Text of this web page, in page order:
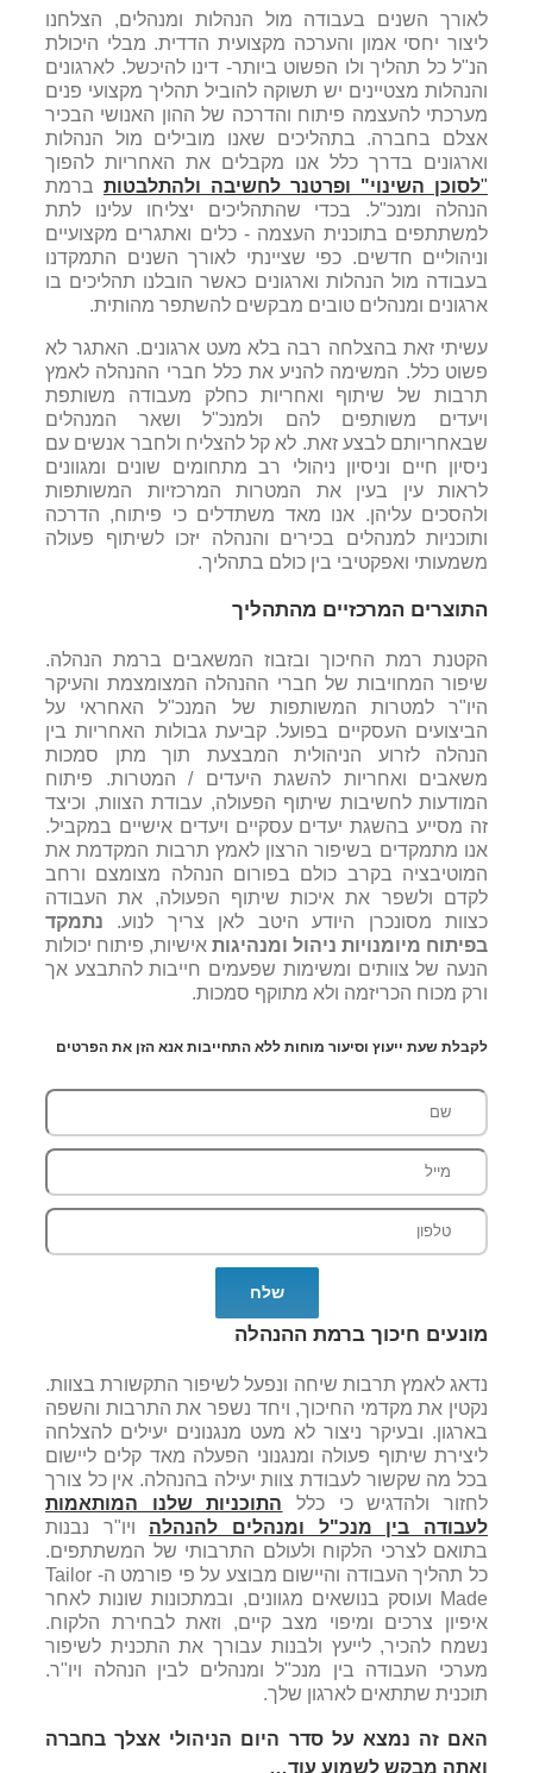
לאורך השנים בעבודה מול הנהלות ומנהלים, הצלחנו
ליצור יחסי אמון והערכה מקצועית הדדית. מבלי היכולת
הנ"ל כל תהליך ולו הפשוט ביותר- דינו להיכשל. לארגונים
והנהלות מצטיינים יש תשוקה להוביל תהליך מקצועי פנים
מערכתי להעצמה פיתוח והדרכה של ההון האנושי הבכיר
אצלם בחברה. בתהליכים שאנו מובילים מול הנהלות
וארגונים בדרך כלל אנו מקבלים את האחריות להפוך
"לסוכן השינוי" ופרטנר לחשיבה ולהתלבטות ברמת
הנהלה ומנכ"ל. בכדי שהתהליכים יצליחו עלינו לתת
למשתתפים בתוכנית העצמה - כלים ואתגרים מקצועיים
וניהוליים חדשים. כפי שציינתי לאורך השנים התמקדנו
בעבודה מול הנהלות וארגונים כאשר הובלנו תהליכים בו
ארגונים ומנהלים טובים מבקשים להשתפר מהותית.
עשיתי זאת בהצלחה רבה בלא מעט ארגונים. האתגר לא
פשוט כלל. המשימה להניע את כלל חברי ההנהלה לאמץ
תרבות של שיתוף ואחריות כחלק מעבודה משותפת
ויעדים משותפים להם ולמנכ"ל ושאר המנהלים
שבאחריותם לבצע זאת. לא קל להצליח ולחבר אנשים עם
ניסיון חיים וניסיון ניהולי רב מתחומים שונים ומגוונים
לראות עין בעין את המטרות המרכזיות המשותפות
ולהסכים עליהן. אנו מאד משתדלים כי פיתוח, הדרכה
ותוכניות למנהלים בכירים והנהלה יזכו לשיתוף פעולה
משמעותי ואפקטיבי בין כולם בתהליך.
התוצרים המרכזיים מהתהליך
הקטנת רמת החיכוך ובזבוז המשאבים ברמת הנהלה.
שיפור המחויבות של חברי ההנהלה המצומצמת והעיקר
היו"ר למטרות המשותפות של המנכ"ל האחראי על
הביצועים העסקיים בפועל. קביעת גבולות האחריות בין
הנהלה לזרוע הניהולית המבצעת תוך מתן סמכות
משאבים ואחריות להשגת היעדים / המטרות. פיתוח
המודעות לחשיבות שיתוף הפעולה, עבודת הצוות, וכיצד
זה מסייע בהשגת יעדים עסקיים ויעדים אישיים במקביל.
אנו מתמקדים בשיפור הרצון לאמץ תרבות המקדמת את
המוטיבציה בקרב כולם בפורום הנהלה מצומצם ורחב
לקדם ולשפר את איכות שיתוף הפעולה, את העבודה
כצוות מסונכרן היודע היטב לאן צריך לנוע. נתמקד
בפיתוח מיומנויות ניהול ומנהיגות אישיות, פיתוח יכולות
הנעה של צוותים ומשימות שפעמים חייבות להתבצע אך
ורק מכוח הכריזמה ולא מתוקף סמכות.
לקבלת שעת ייעוץ וסיעור מוחות ללא התחייבות אנא הזן את הפרטים
מונעים חיכוך ברמת ההנהלה
נדאג לאמץ תרבות שיחה ונפעל לשיפור התקשורת בצוות.
נקטין את מקדמי החיכוך, ויחד נשפר את התרבות והשפה
בארגון. ובעיקר ניצור לא מעט מנגנונים יעילים להצלחה
ליצירת שיתוף פעולה ומנגנוני הפעלה מאד קלים ליישום
בכל מה שקשור לעבודת צוות יעילה בהנהלה. אין כל צורך
לחזור ולהדגיש כי כלל התוכניות שלנו המותאמות
לעבודה בין מנכ"ל ומנהלים להנהלה ויו"ר נבנות
בתואם לצרכי הלקוח ולעולם התרבותי של המשתתפים.
כל תהליך העבודה והיישום מבוצע על פי פורמט ה- Tailor
Made ועוסק בנושאים מגוונים, ובמתכונות שונות לאחר
איפיון צרכים ומיפוי מצב קיים, וזאת לבחירת הלקוח.
נשמח להכיר, לייעץ ולבנות עבורך את התכנית לשיפור
מערכי העבודה בין מנכ"ל ומנהלים לבין הנהלה ויו"ר.
תוכנית שתתאים לארגון שלך.
האם זה נמצא על סדר היום הניהולי אצלך בחברה
ואתה מבקש לשמוע עוד…